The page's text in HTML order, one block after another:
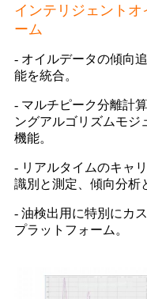
インテリジェント
ーム
- オイルデータの傾向
能を統合。
- マルチピーク分離計
ングアルゴリズムモジ
機能。
- リアルタイムのキャ
識別と測定、傾向分析
- 油検出用に特別にカ
プラットフォーム。